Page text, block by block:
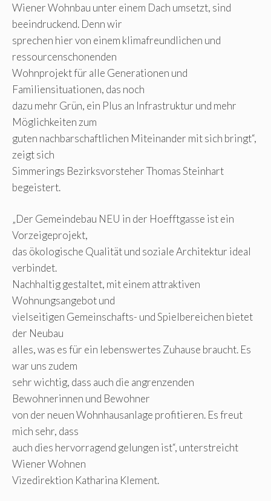
Wiener Wohnbau unter einem Dach umsetzt, sind
beeindruckend. Denn wir
sprechen hier von einem klimafreundlichen und
ressourcenschonenden
Wohnprojekt für alle Generationen und
Familiensituationen, das noch
dazu mehr Grün, ein Plus an Infrastruktur und mehr
Möglichkeiten zum
guten nachbarschaftlichen Miteinander mit sich bringt“,
zeigt sich
Simmerings Bezirksvorsteher Thomas Steinhart
begeistert.
„Der Gemeindebau NEU in der Hoefftgasse ist ein
Vorzeigeprojekt,
das ökologische Qualität und soziale Architektur ideal
verbindet.
Nachhaltig gestaltet, mit einem attraktiven
Wohnungsangebot und
vielseitigen Gemeinschafts- und Spielbereichen bietet
der Neubau
alles, was es für ein lebenswertes Zuhause braucht. Es
war uns zudem
sehr wichtig, dass auch die angrenzenden
Bewohnerinnen und Bewohner
von der neuen Wohnhausanlage profitieren. Es freut
mich sehr, dass
auch dies hervorragend gelungen ist“, unterstreicht
Wiener Wohnen
Vizedirektion Katharina Klement.